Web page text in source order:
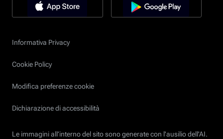
Informativa Privacy
Cookie Policy
Modifica preferenze cookie
Dichiarazione di accessibilità
Le immagini all’interno del sito sono generate con l'ausilio dell'AI.